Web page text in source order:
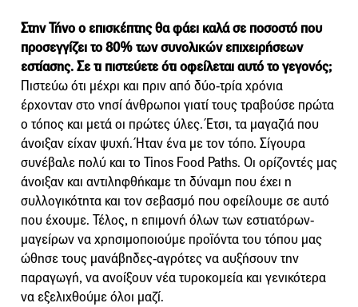
Στην Τήνο ο επισκέπτης θα φάει καλά σε ποσοστό που
προσεγγίζει το 80% των συνολικών επιχειρήσεων
εστίασης. Σε τι πιστεύετε ότι οφείλεται αυτό το γεγονός;
Πιστεύω ότι μέχρι και πριν από δύο-τρία χρόνια
έρχονταν στο νησί άνθρωποι γιατί τους τραβούσε πρώτα
ο τόπος και μετά οι πρώτες ύλες. Έτσι, τα μαγαζιά που
άνοιξαν είχαν ψυχή. Ήταν ένα με τον τόπο. Σίγουρα
συνέβαλε πολύ και το Tinos Food Paths. Οι ορίζοντές μας
άνοιξαν και αντιληφθήκαμε τη δύναμη που έχει η
συλλογικότητα και τον σεβασμό που οφείλουμε σε αυτό
που έχουμε. Τέλος, η επιμονή όλων των εστιατόρων-
μαγείρων να χρησιμοποιούμε προϊόντα του τόπου μας
ώθησε τους μανάβηδες-αγρότες να αυξήσουν την
παραγωγή, να ανοίξουν νέα τυροκομεία και γενικότερα
να εξελιχθούμε όλοι μαζί.